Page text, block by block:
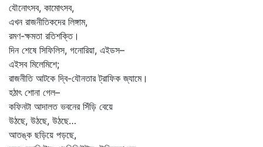
যৌনোৎসব, কামোৎসব,
এখন রাজনীতিকদের লিঙ্গাম,
রমণ-ক্ষমতা রতিশক্তি।
দিন শেষে সিফিলিস, গনোরিয়া, এইডস–
এইসব মিলেমিশে;
রাজনীতি আটকে দ্বি-যৌনতার ট্রাফিক জ্যামে।
হঠাৎ শোনা গেল–
কফিনটা আদালত ভবনের সিঁড়ি বেয়ে
উঠছে, উঠছে, উঠছে…
আতঙ্ক ছড়িয়ে পড়ছে,